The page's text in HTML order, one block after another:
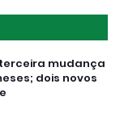
mudança
dois novos